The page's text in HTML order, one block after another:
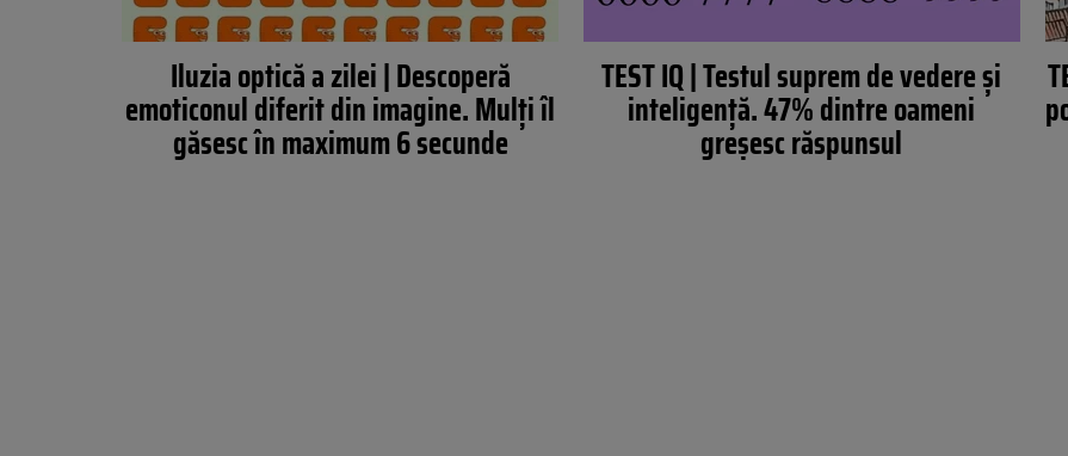
Iluzia optică a zilei | Descoperă
emoticonul diferit din imagine. Mulţi îl
găsesc în maximum 6 secunde
TEST IQ | Testul suprem de vedere și
inteligență. 47% dintre oameni
greșesc răspunsul